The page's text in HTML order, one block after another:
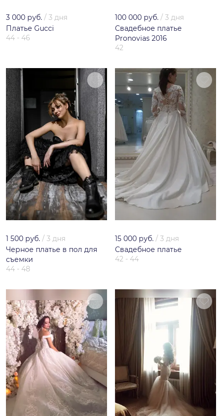
3 000 руб. / 3 дня
Платье Gucci
44 - 46
100 000 руб. / 3 дня
Свадебное платье
Pronovias 2016
42
1 500 руб. / 3 дня
Черное платье в пол для
съемки
44 - 48
15 000 руб. / 3 дня
Свадебное платье
42 - 44